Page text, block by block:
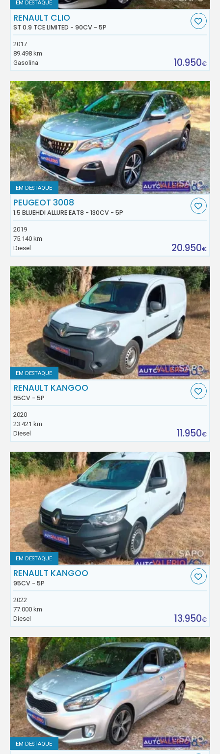
EM DESTAQUE
RENAULT CLIO
ST 0.9 TCE LIMITED - 90CV - 5P
2017
89.498 km
Gasolina
10.950€
EM DESTAQUE
PEUGEOT 3008
1.5 BLUEHDI ALLURE EAT8 - 130CV - 5P
2019
75.140 km
Diesel
20.950€
EM DESTAQUE
RENAULT KANGOO
95CV - 5P
2020
23.421 km
Diesel
11.950€
EM DESTAQUE
RENAULT KANGOO
95CV - 5P
2022
77.000 km
Diesel
13.950€
EM DESTAQUE